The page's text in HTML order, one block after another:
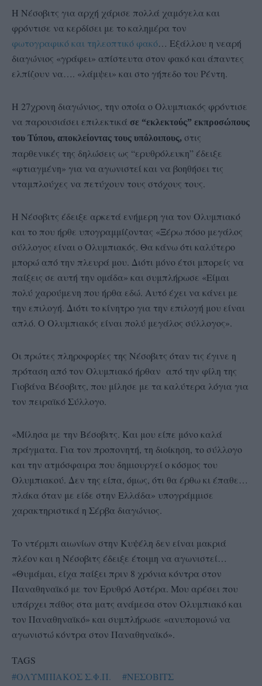
Η Νέσοβιτς για αρχή χάρισε πολλά χαμόγελα και
φρόντισε να κερδίσει με το καλημέρα τον
φωτογραφικό και τηλεοπτικό φακό… Εξάλλου η νεαρή
διαγώνιος «γράφει» απίστευτα στον φακό και άπαντες
ελπίζουν να…. «λάμψει» και στο γήπεδο του Ρέντη.
Η 27χρονη διαγώνιος, την οποία ο Ολυμπιακός φρόντισε
να παρουσιάσει επιλεκτικά σε “εκλεκτούς” εκπροσώπους
του Τύπου, αποκλείοντας τους υπόλοιπους, στις
παρθενικές της δηλώσεις ως “ερυθρόλευκη” έδειξε
«φτιαγμένη» για να αγωνιστεί και να βοηθήσει τις
νταμπλούχες να πετύχουν τους στόχους τους.
Η Νέσοβιτς έδειξε αρκετά ενήμερη για τον Ολυμπιακό
και το που ήρθε υπογραμμίζοντας «Ξέρω πόσο μεγάλος
σύλλογος είναι ο Ολυμπιακός. Θα κάνω ότι καλύτερο
μπορώ από την πλευρά μου. Διότι μόνο έτσι μπορείς να
παίξεις σε αυτή την ομάδα» και συμπλήρωσε «Είμαι
πολύ χαρούμενη που ήρθα εδώ. Αυτό έχει να κάνει με
την επιλογή. Διότι το κίνητρο για την επιλογή μου είναι
απλό. Ο Ολυμπιακός είναι πολύ μεγάλος σύλλογος».
Οι πρώτες πληροφορίες της Νέσοβιτς όταν τις έγινε η
πρόταση από τον Ολυμπιακό ήρθαν από την φίλη της
Γιοβάνα Βέσοβιτς, που μίλησε με τα καλύτερα λόγια για
τον πειραϊκό Σύλλογο.
«Μίλησα με την Βέσοβιτς. Και μου είπε μόνο καλά
πράγματα. Για τον προπονητή, τη διοίκηση, το σύλλογο
και την ατμόσφαιρα που δημιουργεί ο κόσμος του
Ολυμπιακού. Δεν της είπα, όμως, ότι θα έρθω κι έπαθε…
πλάκα όταν με είδε στην Ελλάδα» υπογράμμισε
χαρακτηριστικά η Σέρβα διαγώνιος.
Το ντέρμπι αιωνίων στην Κυψέλη δεν είναι μακριά
πλέον και η Νέσοβιτς έδειξε έτοιμη να αγωνιστεί…
«Θυμάμαι, είχα παίξει πριν 8 χρόνια κόντρα στον
Παναθηναϊκό με τον Ερυθρό Αστέρα. Μου αρέσει που
υπάρχει πάθος στα ματς ανάμεσα στον Ολυμπιακό και
τον Παναθηναϊκό» και συμπλήρωσε «ανυπομονώ να
αγωνιστώ κόντρα στον Παναθηναϊκό».
TAGS
#ΟΛΥΜΠΙΑΚΟΣ Σ.Φ.Π.
#ΝΕΣΟΒΙΤΣ